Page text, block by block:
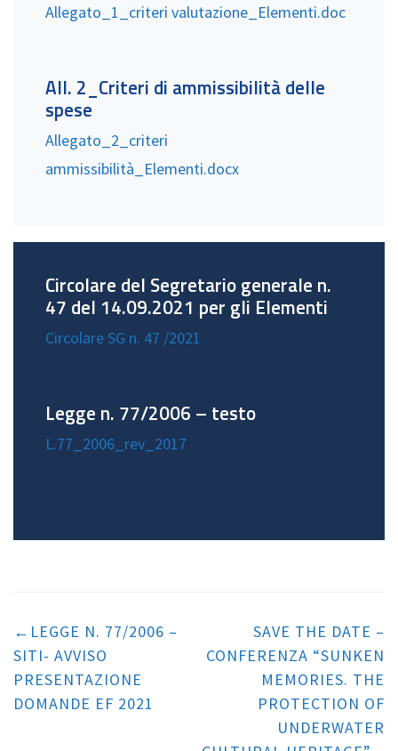
Allegato_1_criteri valutazione_Elementi.doc
All. 2_Criteri di ammissibilità delle
spese
Allegato_2_criteri
ammissibilità_Elementi.docx
Circolare del Segretario generale n.
47 del 14.09.2021 per gli Elementi
Circolare SG n. 47 /2021
Legge n. 77/2006 – testo
L.77_2006_rev_2017
articoli
LEGGE N. 77/2006 –
SITI- AVVISO
PRESENTAZIONE
DOMANDE EF 2021
SAVE THE DATE –
CONFERENZA “SUNKEN
MEMORIES. THE
PROTECTION OF
UNDERWATER